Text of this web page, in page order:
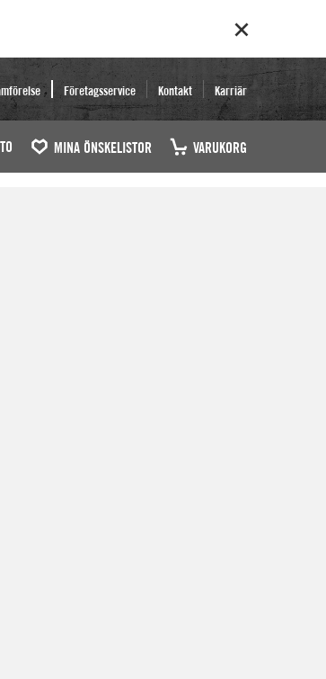
Företagsservice Kontakt Karriär
MINA ÖNSKELISTOR VARUKORG